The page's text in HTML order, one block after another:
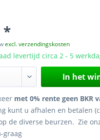
*
excl. verzendingskosten
levertijd circa 2 - 5
In het
met 0% rente geen BKR
kunt u afhalen en betalen
de diverse beurzen. Zie